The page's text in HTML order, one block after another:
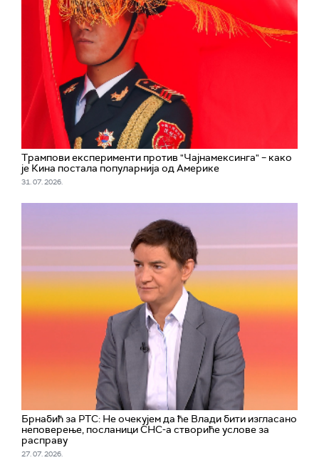
Трампови експерименти против "Чајнамексинга" – како
је Кина постала популарнија од Америке
31. 07. 2026.
Брнабић за РТС: Не очекујем да ће Влади бити изгласано
неповерење, посланици СНС-а створиће услове за
расправу
27. 07. 2026.